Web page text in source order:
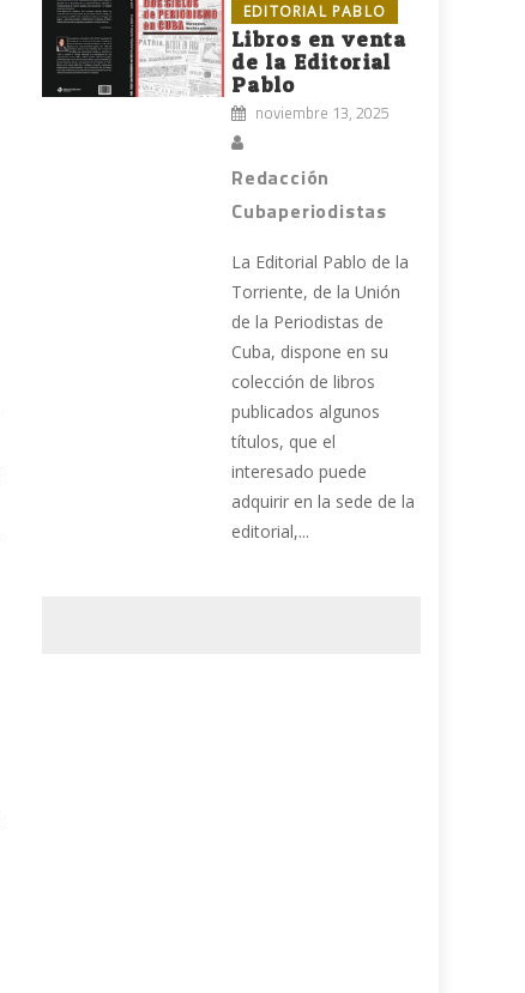
EDITORIAL PABLO
Libros en venta
de la Editorial
Pablo
noviembre 13, 2025
Redacción
Cubaperiodistas
La Editorial Pablo de la
Torriente, de la Unión
de la Periodistas de
Cuba, dispone en su
colección de libros
publicados algunos
títulos, que el
interesado puede
adquirir en la sede de la
editorial,...